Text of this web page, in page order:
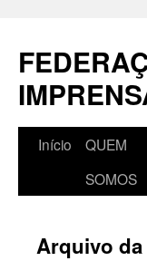
conteúdo
Início
QUEM
SOMOS
Arquivo da